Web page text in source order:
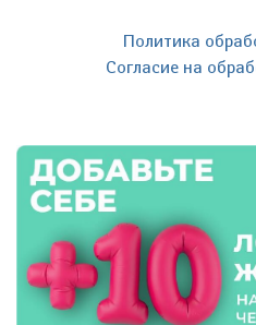
Политика
Согласие на